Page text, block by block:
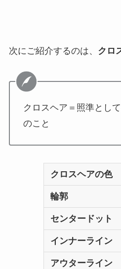
次にご紹介するのは、 クロ
クロスヘア＝照準とし
のこと
クロスヘアの色
輪郭
センタードット
インナーライン
アウターライン